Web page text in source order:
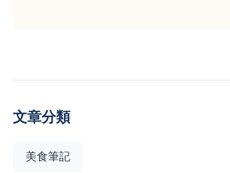
文章分類
美食筆記